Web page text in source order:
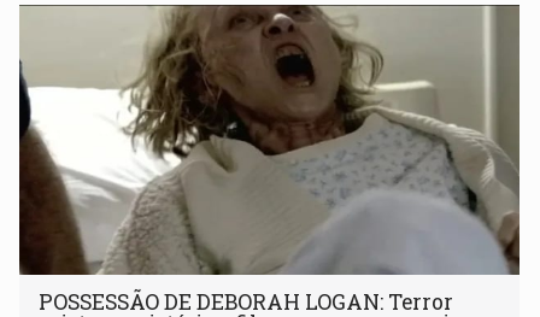
POSSESSÃO DE DEBORAH LOGAN: Terror